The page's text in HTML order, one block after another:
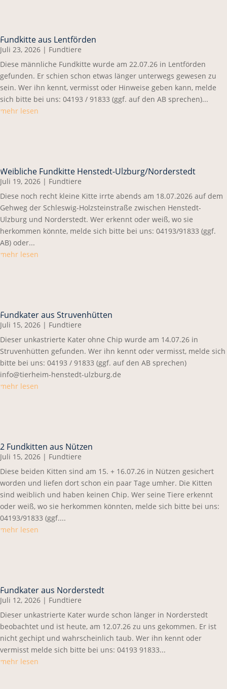
Fundkitte aus Lentförden
Juli 23, 2026 | Fundtiere
Diese männliche Fundkitte wurde am 22.07.26 in Lentförden
gefunden. Er schien schon etwas länger unterwegs gewesen zu
sein. Wer ihn kennt, vermisst oder Hinweise geben kann, melde
sich bitte bei uns: 04193 / 91833 (ggf. auf den AB sprechen)...
mehr lesen
Weibliche Fundkitte Henstedt-Ulzburg/Norderstedt
Juli 19, 2026 | Fundtiere
Diese noch recht kleine Kitte irrte abends am 18.07.2026 auf dem
Gehweg der Schleswig-Holzsteinstraße zwischen Henstedt-
Ulzburg und Norderstedt. Wer erkennt oder weiß, wo sie
herkommen könnte, melde sich bitte bei uns: 04193/91833 (ggf.
AB) oder...
mehr lesen
Fundkater aus Struvenhütten
Juli 15, 2026 | Fundtiere
Dieser unkastrierte Kater ohne Chip wurde am 14.07.26 in
Struvenhütten gefunden. Wer ihn kennt oder vermisst, melde sich
bitte bei uns: 04193 / 91833 (ggf. auf den AB sprechen)
info@tierheim-henstedt-ulzburg.de
mehr lesen
2 Fundkitten aus Nützen
Juli 15, 2026 | Fundtiere
Diese beiden Kitten sind am 15. + 16.07.26 in Nützen gesichert
worden und liefen dort schon ein paar Tage umher. Die Kitten
sind weiblich und haben keinen Chip. Wer seine Tiere erkennt
oder weiß, wo sie herkommen könnten, melde sich bitte bei uns:
04193/91833 (ggf....
mehr lesen
Fundkater aus Norderstedt
Juli 12, 2026 | Fundtiere
Dieser unkastrierte Kater wurde schon länger in Norderstedt
beobachtet und ist heute, am 12.07.26 zu uns gekommen. Er ist
nicht gechipt und wahrscheinlich taub. Wer ihn kennt oder
vermisst melde sich bitte bei uns: 04193 91833...
mehr lesen